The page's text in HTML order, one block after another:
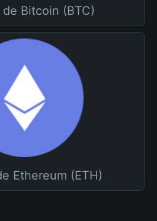
Bitcoin (BTC)
Ethereum (ETH)